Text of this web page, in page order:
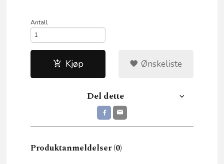
Antall
Kjøp Ønskeliste
Del dette
Produktanmeldelser (0)